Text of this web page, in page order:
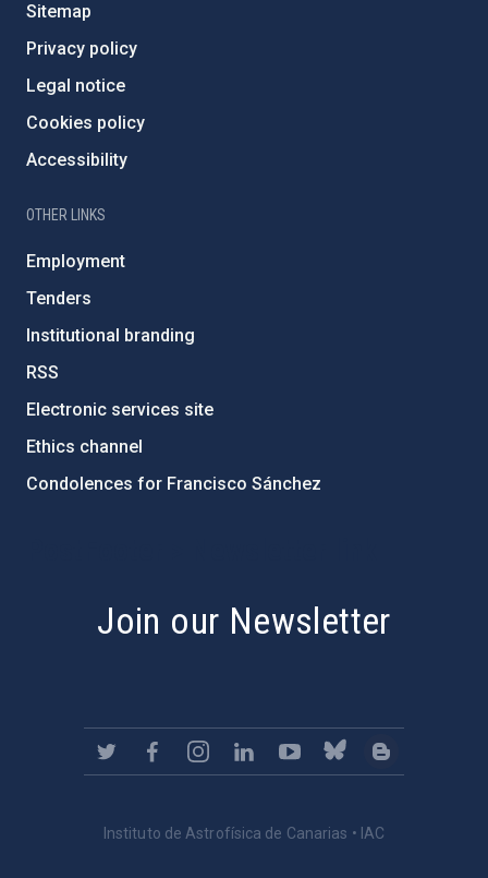
Sitemap
Privacy policy
Legal notice
Cookies policy
Accessibility
OTHER LINKS
Employment
Tenders
Institutional branding
RSS
Electronic services site
Ethics channel
Condolences for Francisco Sánchez
Join our Newsletter
Instituto de Astrofísica de Canarias • IAC